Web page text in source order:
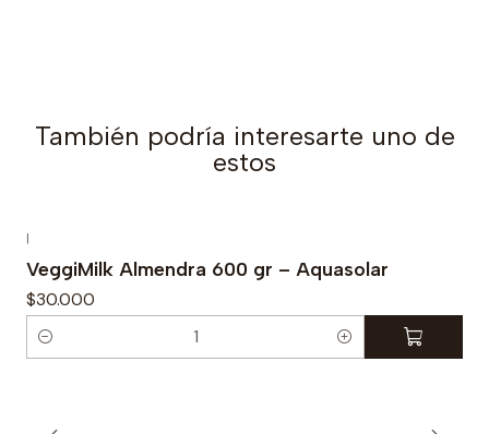
También podría interesarte uno de
estos
|
VeggiMilk Almendra 600 gr – Aquasolar
$30.000